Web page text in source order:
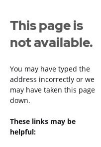
This page is
not available.
You may have typed the
address incorrectly or we
may have taken this page
down.
These links may be
helpful: